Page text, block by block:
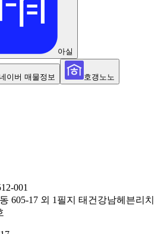
아실
이버 매물정보
호갱노노
001
605-17 외 1필지 태건강남헤븐리치